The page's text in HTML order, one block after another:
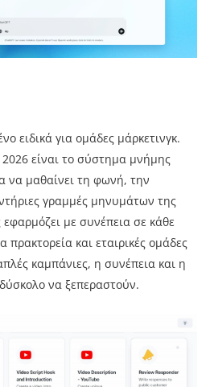
ειδικά για ομάδες μάρκετινγκ.
είναι το σύστημα μνήμης
να μαθαίνει τη φωνή, την
γραμμές μηνυμάτων της
με συνέπεια σε κάθε
πρακτορεία και εταιρικές ομάδες
καμπάνιες, η συνέπεια και η
να ξεπεραστούν.